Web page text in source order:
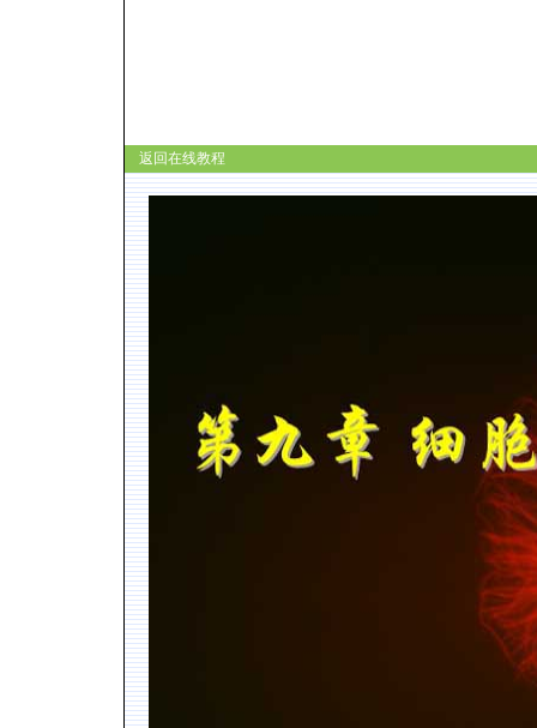
返回在线教程